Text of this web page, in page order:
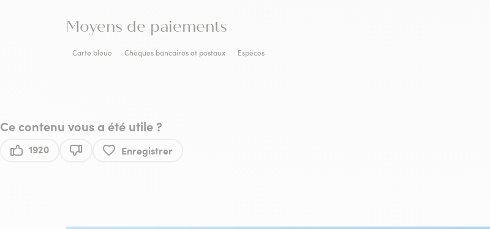
Moyens de paiements
Carte bleue Chèques bancaires et postaux Espèces
Ce contenu vous a été utile ?
1920 Enregistrer